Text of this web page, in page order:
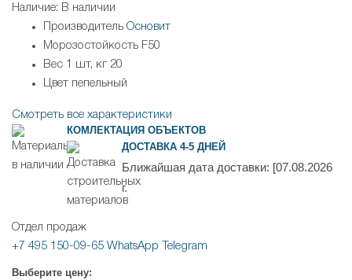
Наличие: В наличии
Производитель Основит
Морозостойкость F50
Вес 1 шт, кг 20
Цвет пепельный
Смотреть все характеристики
КОМЛЕКТАЦИЯ ОБЪЕКТОВ
ДОСТАВКА 4-5 ДНЕЙ
Ближайшая дата доставки: [07.08.2026
г.
Отдел продаж
+7 495 150-09-65 WhatsApp Telegram
Выберите цену: